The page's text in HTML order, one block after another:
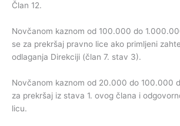
Član 12.
Novčanom kaznom od 100.000 do
se za prekršaj pravno lice ako primljeni
odlaganja Direkciji (član 7. stav 3).
Novčanom kaznom od 20.000 do 100.000
za prekršaj iz stava 1. ovog člana i
licu.